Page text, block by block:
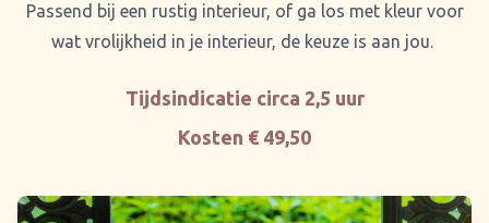
Passend bij een rustig interieur, of ga los met kleur voor
wat vrolijkheid in je interieur, de keuze is aan jou.
Tijdsindicatie circa 2,5 uur
Kosten € 49,50